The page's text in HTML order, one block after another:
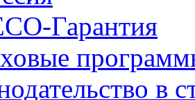
Гарантия
в